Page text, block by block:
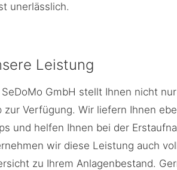
unerlässlich.
Leistung
SeDoMo GmbH stellt Ihnen nicht
zur Verfügung. Wir liefern Ihnen
und helfen Ihnen bei der
wir diese Leistung auch
zu Ihrem Anlagenbestand.